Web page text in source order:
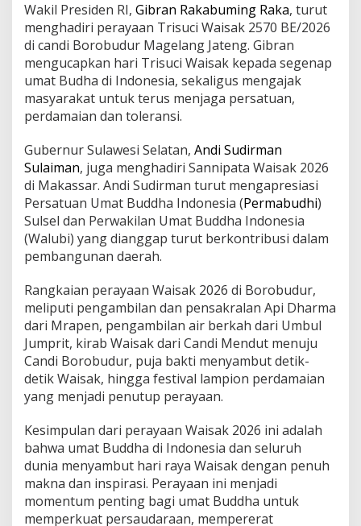
Wakil Presiden RI, Gibran Rakabuming Raka, turut
menghadiri perayaan Trisuci Waisak 2570 BE/2026
di candi Borobudur Magelang Jateng. Gibran
mengucapkan hari Trisuci Waisak kepada segenap
umat Budha di Indonesia, sekaligus mengajak
masyarakat untuk terus menjaga persatuan,
perdamaian dan toleransi.
Gubernur Sulawesi Selatan, Andi Sudirman
Sulaiman, juga menghadiri Sannipata Waisak 2026
di Makassar. Andi Sudirman turut mengapresiasi
Persatuan Umat Buddha Indonesia (Permabudhi)
Sulsel dan Perwakilan Umat Buddha Indonesia
(Walubi) yang dianggap turut berkontribusi dalam
pembangunan daerah.
Rangkaian perayaan Waisak 2026 di Borobudur,
meliputi pengambilan dan pensakralan Api Dharma
dari Mrapen, pengambilan air berkah dari Umbul
Jumprit, kirab Waisak dari Candi Mendut menuju
Candi Borobudur, puja bakti menyambut detik-
detik Waisak, hingga festival lampion perdamaian
yang menjadi penutup perayaan.
Kesimpulan dari perayaan Waisak 2026 ini adalah
bahwa umat Buddha di Indonesia dan seluruh
dunia menyambut hari raya Waisak dengan penuh
makna dan inspirasi. Perayaan ini menjadi
momentum penting bagi umat Buddha untuk
memperkuat persaudaraan, mempererat